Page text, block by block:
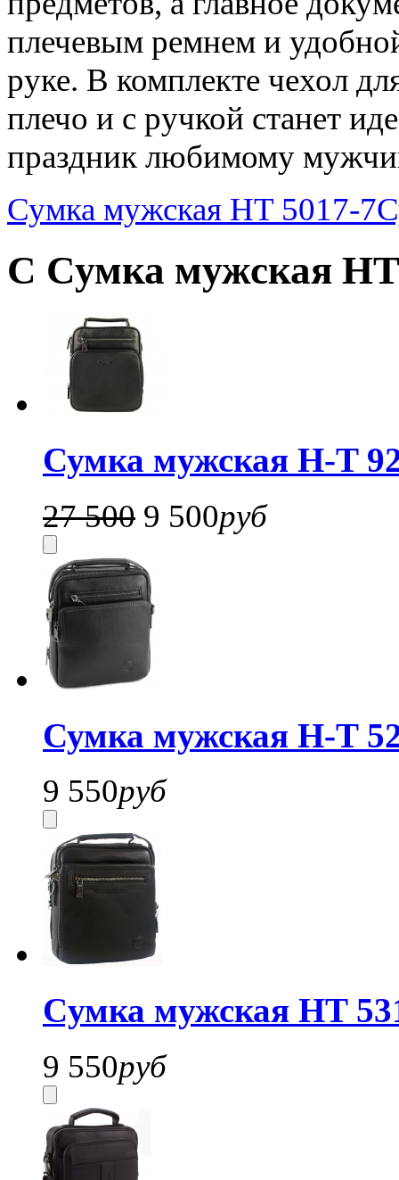
плечевым ремнем и
руке. В комплекте чехол
плечо и с ручкой станет
праздник любимому
Сумка мужская HT 5017-7
С Сумка мужская HT
Сумка мужская H-T
27 500 9 500руб
Сумка мужская H-T
9 550руб
Cумка мужская HT
9 550руб